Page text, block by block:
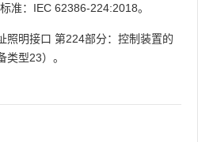
准：IEC 62386-224:2018。
照明接口 第224部分：控制装置的
型23）。